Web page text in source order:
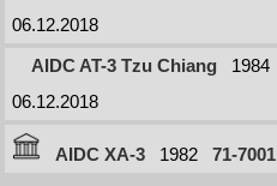
06.12.2018
AIDC AT-3 Tzu Chiang
1984
06.12.2018
AIDC XA-3 1982 71-7001